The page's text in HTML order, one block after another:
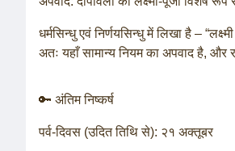
धर्मसिन्धु एवं निर्णयसिन्धु में लिखा है –
अतः यहाँ सामान्य नियम का अपवाद है, और
🔑 अंतिम निष्कर्ष
पर्व-दिवस (उदित तिथि से): २१ अक्तूबर